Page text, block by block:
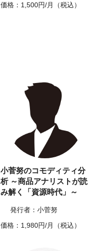
価格：1,500円/月（税込）
小菅努のコモディティ分
析 ～商品アナリストが読
み解く「資源時代」～
発行者：小菅努
価格：1,980円/月（税込）